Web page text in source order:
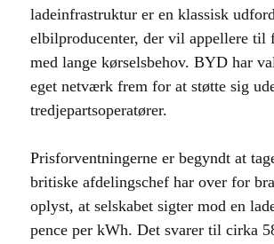
ladeinfrastruktur er en klassisk
elbilproducenter, der vil appellere til
med lange kørselsbehov. BYD har
eget netværk frem for at støtte sig
tredjepartsoperatører.
Prisforventningerne er begyndt at
britiske afdelingschef har over for
oplyst, at selskabet sigter mod en
pence per kWh. Det svarer til cirka